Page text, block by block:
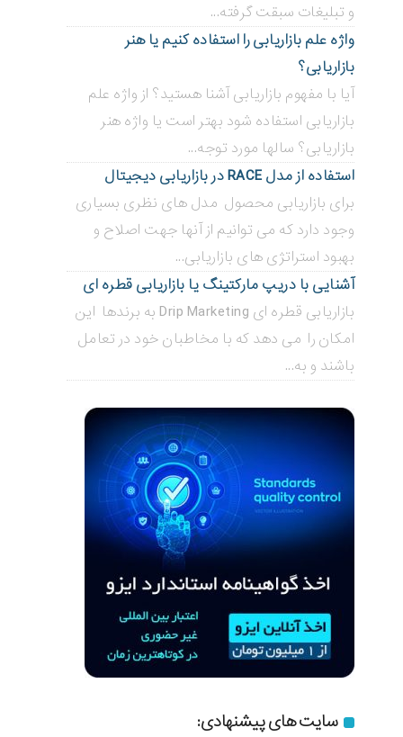
و تبلیغات سبقت گرفته...
واژه علم بازاریابی را استفاده کنیم یا هنر
بازاریابی؟
آیا با مفهوم بازاریابی آشنا هستید؟ از واژه علم
بازاریابی استفاده شود بهتر است یا واژه هنر
بازاریابی؟ سالها مورد توجه...
استفاده از مدل RACE در بازاریابی دیجیتال
برای بازاریابی محصول مدل های نظری بسیاری
وجود دارد که می توانیم از آنها جهت اصلاح و
بهبود استراتژی های بازاریابی...
آشنایی با دریپ مارکتینگ یا بازاریابی قطره ای
بازاریابی قطره ای Drip Marketing به برندها این
امکان را می دهد که با مخاطبان خود در تعامل
باشند و به...
سایت های پیشنهادی: